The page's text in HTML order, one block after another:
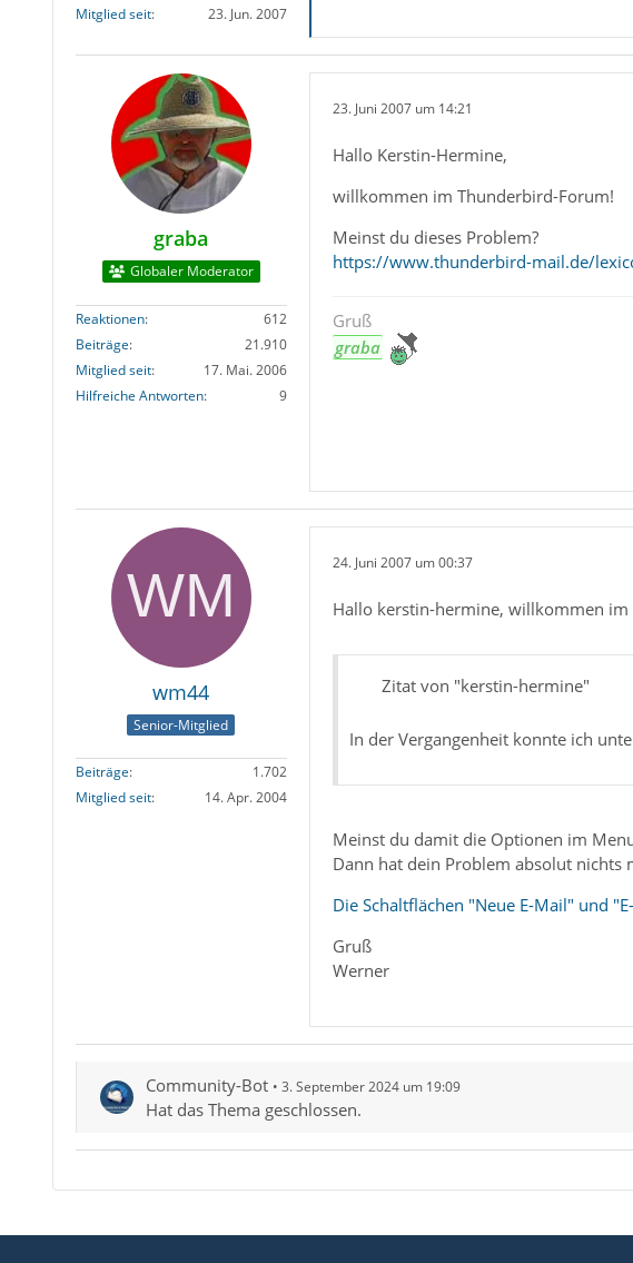
Mitglied seit
23. Jun. 2007
graba
Globaler Moderator
Reaktionen
612
Beiträge
21.910
Mitglied seit
17. Mai. 2006
Hilfreiche Antworten
9
23. Juni 2007 um 14:21
Hallo Kerstin-Hermine,
willkommen im Thunderbird-Forum!
Meinst du dieses Problem?
https://www.thunderbird-mail.de/
Gruß
graba
wm44
Senior-Mitglied
Beiträge
1.702
Mitglied seit
14. Apr. 2004
24. Juni 2007 um 00:37
Hallo kerstin-hermine, willkommen im
Zitat von "kerstin-hermine"
In der Vergangenheit konnte ich
Meinst du damit die Optionen im
Dann hat dein Problem absolut nichts
Die Schaltflächen "Neue E-Mail" und
Gruß
Werner
Community-Bot 3. September 2024 um 19:09
Hat das Thema geschlossen.